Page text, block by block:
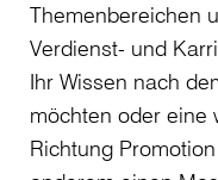
Themenbereichen
Verdienst- und
Ihr Wissen nach
möchten oder eine
Richtung